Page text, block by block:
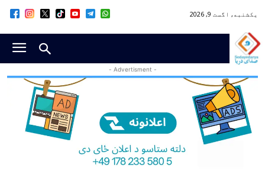
یکشنبه, اگست 9, 2026
- Advertisment -